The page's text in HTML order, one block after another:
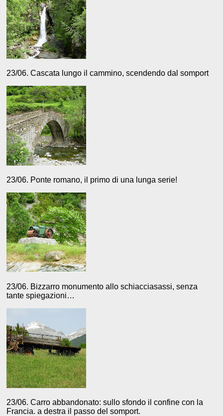
23/06. Cascata lungo il cammino, scendendo dal somport
23/06. Ponte romano, il primo di una lunga serie!
23/06. Bizzarro monumento allo schiacciasassi, senza
tante spiegazioni…
23/06. Carro abbandonato: sullo sfondo il confine con la
Francia. a destra il passo del somport.